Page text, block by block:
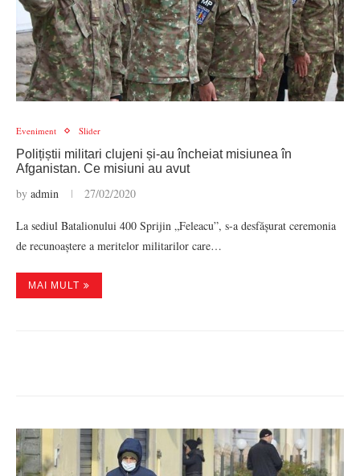
Eveniment Slider
Polițiștii militari clujeni și-au încheiat misiunea în
Afganistan. Ce misiuni au avut
by admin 27/02/2020
La sediul Batalionului 400 Sprijin „Feleacu”, s-a desfășurat ceremonia
de recunoaștere a meritelor militarilor care…
MAI MULT